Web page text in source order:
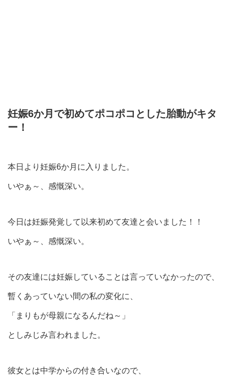
妊娠6か月で初めてポコポコとした胎動がキタ
ー！
本日より妊娠6か月に入りました。
いやぁ～、感慨深い。
今日は妊娠発覚して以来初めて友達と会いました！！
いやぁ～、感慨深い。
その友達には妊娠していることは言っていなかったので、
暫くあっていない間の私の変化に、
「まりもが母親になるんだね～」
としみじみ言われました。
彼女とは中学からの付き合いなので、